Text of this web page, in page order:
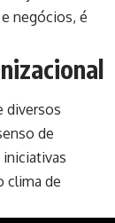
negócios, é
diversos
de
clima de